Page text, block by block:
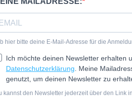
hier bitte deine E-Mail-Adresse für die
Ich möchte deinen Newsletter erhalten
Datenschutzerklärung . Meine
genutzt, um deinen Newsletter zu
kannst den Newsletter jederzeit über den Link